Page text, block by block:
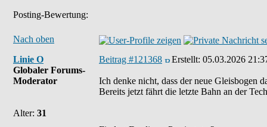
Posting-Bewertung:
Nach oben
Linie O
Globaler Forums-
Moderator
Alter: 31
Beitrag #121368 Erstellt: 05.03.2026
Ich denke nicht, dass der neue Gleisbogen
Bereits jetzt fährt die letzte Bahn an der